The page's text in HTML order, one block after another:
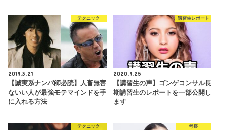
テクニック
2019.3.21
【誠実系ナンパ師必読】人畜無害
ないい人が最強モテマインドを手
に入れる方法
講習生レポート
2020.9.25
【講習生の声】ゴンゲコンサル長
期講習生のレポートを一部公開し
ます
テクニック 考察